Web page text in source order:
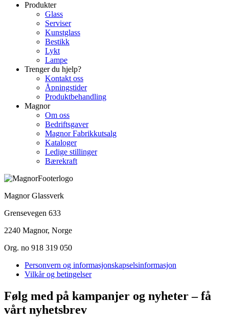
Produkter
Glass
Serviser
Kunstglass
Bestikk
Lykt
Lampe
Trenger du hjelp?
Kontakt oss
Åpningstider
Produktbehandling
Magnor
Om oss
Bedriftsgaver
Magnor Fabrikkutsalg
Kataloger
Ledige stillinger
Bærekraft
Magnor Glassverk
Grensevegen 633
2240 Magnor, Norge
Org. no 918 319 050
Personvern og informasjonskapselsinformasjon
Vilkår og betingelser
Følg med på kampanjer og nyheter – få
vårt nyhetsbrev